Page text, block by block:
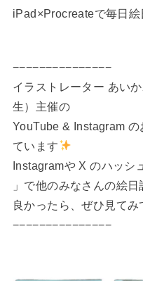
iPad×Procreateで毎日
−−−−−−−−−−−−−−−
イラストレーター あい
生）主催の
YouTube & Instagram
ています
Instagramや X のハッシ
」で他のみなさんの絵
良かったら、ぜひ見てみ
−−−−−−−−−−−−−−−